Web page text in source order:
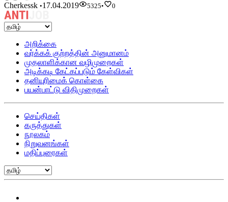
Cherkessk •17.04.2019 5325• 0
அறிக்கை
வர்க்கக் குற்றத்தின் அனுமானம்
முதலாளிக்கான வழிமுறைகள்
அடிக்கடி கேட்கப்படும் கேள்விகள்
தனியுரிமைக் கொள்கை
பயன்பாட்டு விதிமுறைகள்
செய்திகள்
கருத்துகள்
நூலகம்
நிறுவனங்கள்
மதிப்புரைகள்